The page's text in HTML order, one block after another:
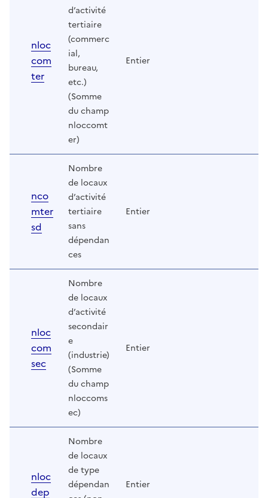
nloc
com
ter
d’activité
tertiaire
(commerc
ial,
bureau,
etc.)
(Somme
du champ
nloccomt
er)
Entier
nco
mter
sd
Nombre
de locaux
d’activité
tertiaire
sans
dépendan
ces
Entier
nloc
com
sec
Nombre
de locaux
d’activité
secondair
e
(industrie)
(Somme
du champ
nloccoms
ec)
Entier
nloc
dep
Nombre
de locaux
de type
dépendan
Entier